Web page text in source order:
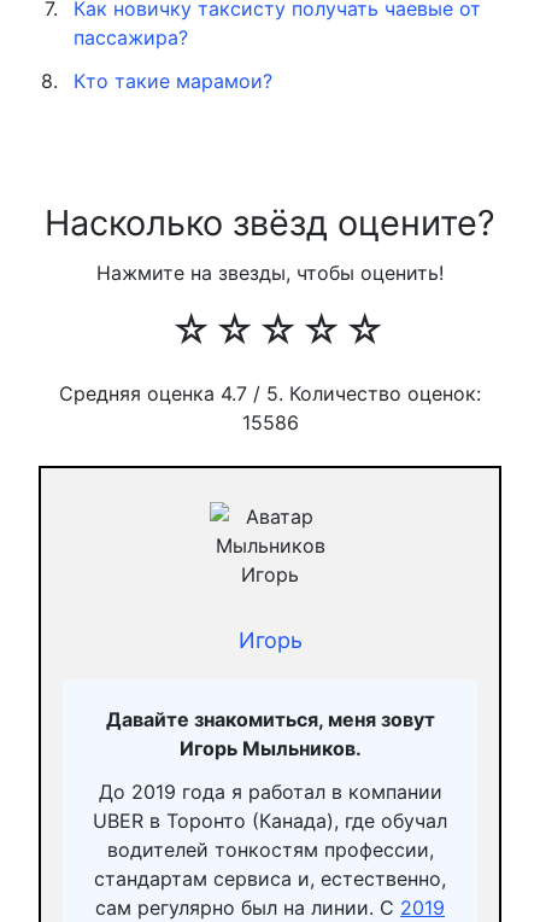
Как новичку таксисту получать чаевые от
пассажира?
Кто такие марамои?
Насколько звёзд оцените?
Нажмите на звезды, чтобы оценить!
☆
☆
☆
☆
☆
Средняя оценка 4.7 / 5. Количество оценок:
15586
Игорь
Давайте знакомиться, меня зовут
Игорь Мыльников.
До 2019 года я работал в компании
UBER в Торонто (Канада), где обучал
водителей тонкостям профессии,
стандартам сервиса и, естественно,
сам регулярно был на линии. С 2019